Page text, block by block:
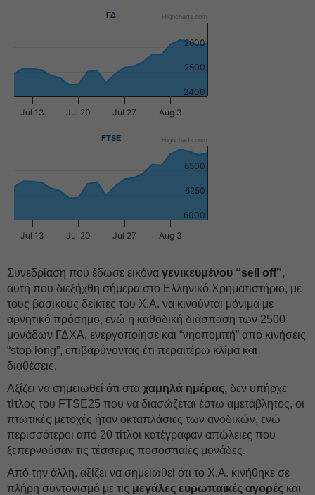
ΓΔ
Jul 13 Jul 20 Jul 27 Aug 3
2400
2500
2600
Highcharts.com
FTSE
Jul 13 Jul 20 Jul 27 Aug 3
6000
6250
6500
Highcharts.com
Συνεδρίαση που έδωσε εικόνα γενικευμένου “sell off”,
αυτή που διεξήχθη σήμερα στο Ελληνικό Χρηματιστήριο, με
τους βασικούς δείκτες του Χ.Α. να κινούνται μόνιμα με
αρνητικό πρόσημο, ενώ η καθοδική διάσπαση των 2500
μονάδων ΓΔΧΑ, ενεργοποίησε και “νηοπομπή” από κινήσεις
“stop long”, επιβαρύνοντας έτι περαιτέρω κλίμα και
διαθέσεις.
Αξίζει να σημειωθεί ότι στα χαμηλά ημέρας, δεν υπήρχε
τίτλος του FTSE25 που να διασώζεται έστω αμετάβλητος, οι
πτωτικές μετοχές ήταν οκταπλάσιες των ανοδικών, ενώ
περισσότεροι από 20 τίτλοι κατέγραφαν απώλειες που
ξεπερνούσαν τις τέσσερις ποσοστιαίες μονάδες.
Από την άλλη, αξίζει να σημειωθεί ότι το Χ.Α. κινήθηκε σε
πλήρη συντονισμό με τις μεγάλες ευρωπαϊκές αγορές και